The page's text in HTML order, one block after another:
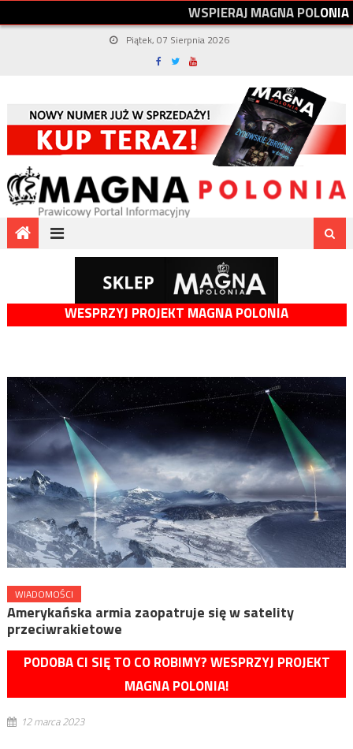
WSPIERAJMAGNAPOLONIA
Piątek, 07 Sierpnia 2026
WESPRZYJ PROJEKT MAGNA POLONIA
WIADOMOŚCI
Amerykańska armia zaopatruje się w satelity
przeciwrakietowe
PODOBA CI SIĘ TO CO ROBIMY? WESPRZYJ PROJEKT
MAGNA POLONIA!
12 marca 2023